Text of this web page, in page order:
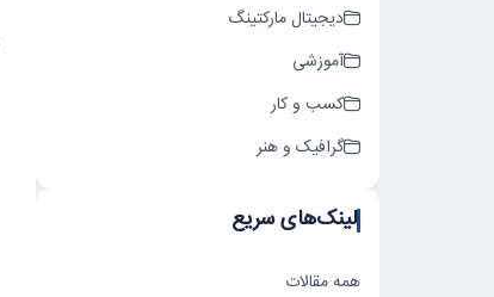
دیجیتال مارکتینگ
آموزشی
کسب و کار
گرافیک و هنر
لینک‌های سریع
همه مقالات